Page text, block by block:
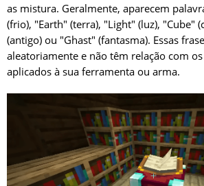
as mistura. Geralmente, aparecem
(frio), "Earth" (terra), "Light" (luz), "Cube"
(antigo) ou "Ghast" (fantasma). Essas
aleatoriamente e não têm relação com
aplicados à sua ferramenta ou arma.